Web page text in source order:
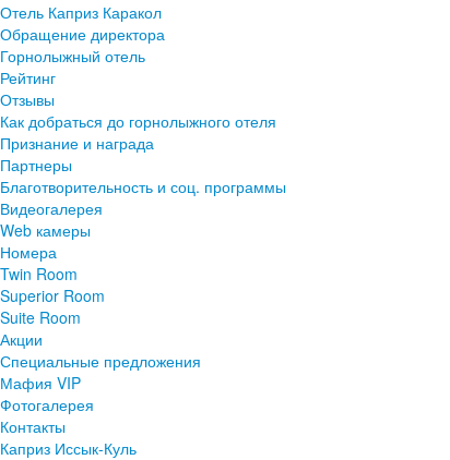
Отель Каприз Каракол
Обращение директора
Горнолыжный отель
Рейтинг
Отзывы
Как добраться до горнолыжного отеля
Признание и награда
Партнеры
Благотворительность и соц. программы
Видеогалерея
Web камеры
Номера
Twin Room
Superior Room
Suite Room
Акции
Специальные предложения
Мафия VIP
Фотогалерея
Контакты
Каприз Иссык-Куль